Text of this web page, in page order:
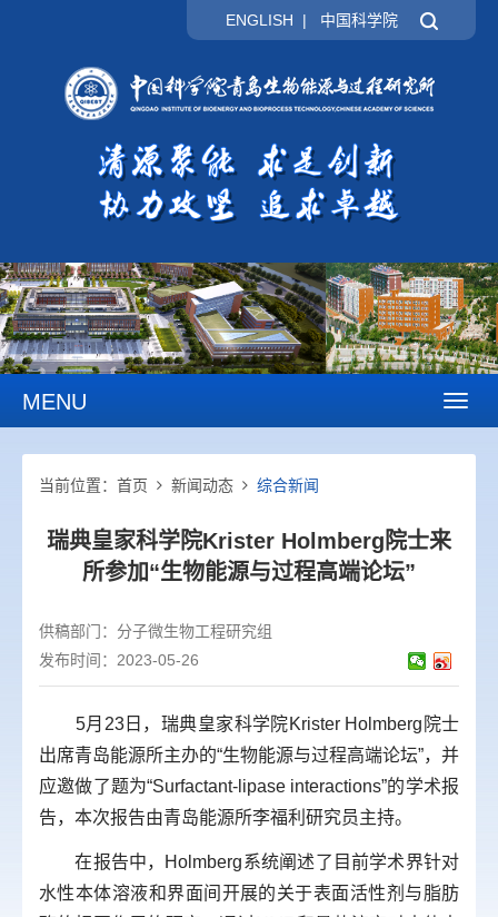
ENGLISH | 中国科学院
MENU
当前位置： 首页 新闻动态 综合新闻
瑞典皇家科学院Krister Holmberg院士来
所参加“生物能源与过程高端论坛”
供稿部门： 分子微生物工程研究组
发布时间：2023-05-26
5月23日，瑞典皇家科学院Krister Holmberg院士
出席青岛能源所主办的“生物能源与过程高端论坛”，并
应邀做了题为“Surfactant-lipase interactions”的学术报
告，本次报告由青岛能源所李福利研究员主持。
在报告中，Holmberg系统阐述了目前学术界针对
水性本体溶液和界面间开展的关于表面活性剂与脂肪